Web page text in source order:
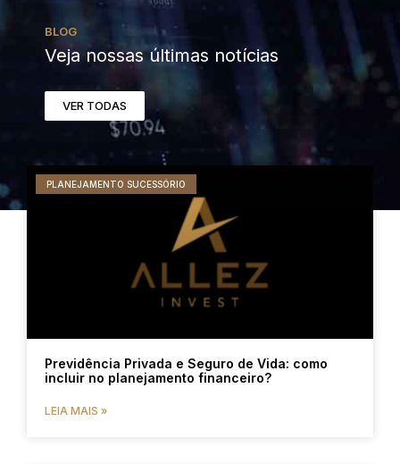
BLOG
Veja nossas últimas notícias
VER TODAS
PLANEJAMENTO SUCESSÓRIO
Previdência Privada e Seguro de Vida: como
incluir no planejamento financeiro?
LEIA MAIS »